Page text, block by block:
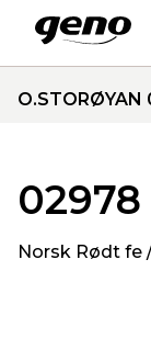
O.STORØYAN
02978
Norsk Rødt fe